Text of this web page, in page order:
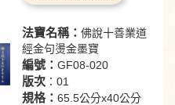
法寶名稱： 佛說十善業道
經金句燙金墨寶
編號： GF08-020
版次：01
規格： 65.5公分x40公分